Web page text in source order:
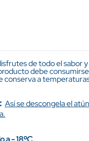
de todo el sabor y
debe
conserva a
Así se descongela el